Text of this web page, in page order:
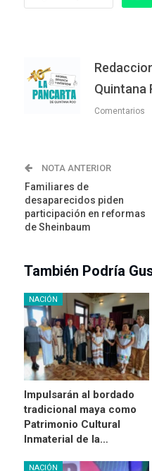
Quintana
Comentarios
NOTA ANTERIOR
Familiares de
desaparecidos piden
participación en reformas
de Sheinbaum
También Podría
NACIÓN
Impulsarán al bordado
tradicional maya como
Patrimonio Cultural
Inmaterial de la…
NACIÓN